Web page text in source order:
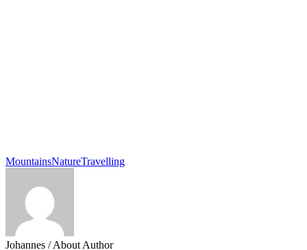
MountainsNatureTravelling
Johannes / About Author